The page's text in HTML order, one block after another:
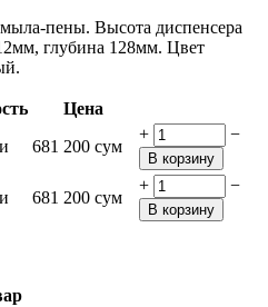
пены. Высота диспенсера
глубина 128мм. Цвет
Цена
681 200 сум
+ −
В корзину
681 200 сум
+ −
В корзину